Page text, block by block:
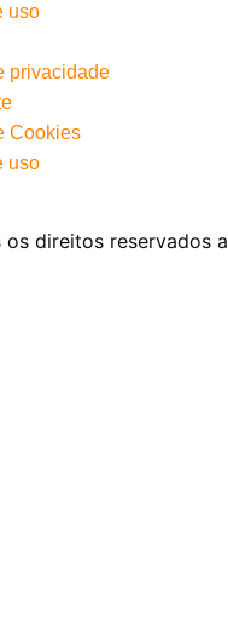
uso
privacidade
Cookies
uso
direitos reservados a